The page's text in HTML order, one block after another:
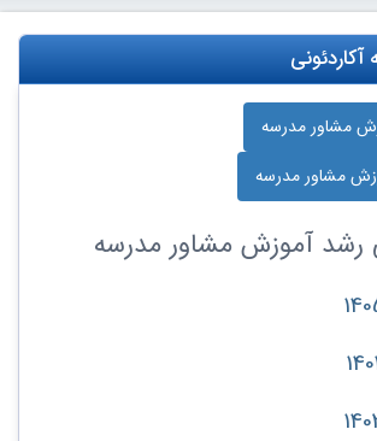
آکاردئونی
مشاور مدرسه
مشاور مدرسه
رشد آموزش مشاور مدرسه